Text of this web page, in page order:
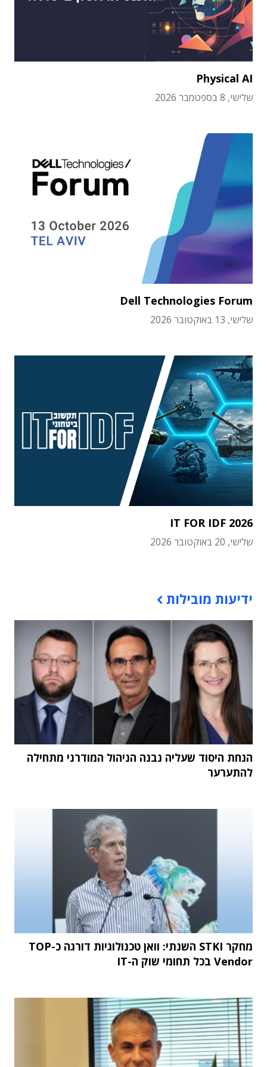
Physical AI
שלישי, 8 בספטמבר 2026
Dell Technologies Forum
שלישי, 13 באוקטובר 2026
IT FOR IDF 2026
שלישי, 20 באוקטובר 2026
ידיעות מובילות
הנחת היסוד שעליה נבנה הניהול המודרני מתחילה
להתערער
מחקר STKI השנתי: וואן טכנולוגיות דורגה כ-TOP
Vendor בכל תחומי שוק ה-IT